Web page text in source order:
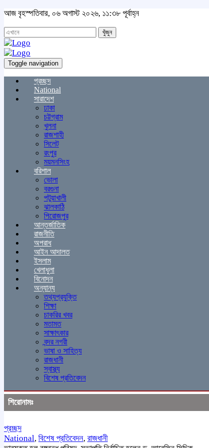
আজ বৃহস্পতিবার, ০৬ অগাস্ট ২০২৬, ১১:৩৮ পূর্বাহ্ন
খুঁজুন
Toggle navigation
প্রচ্ছদ
National
সারাদেশ
ঢাকা
চট্টগ্রাম
খুলনা
রাজশাহী
সিলেট
রংপুর
ময়মনসিংহ
বরিশাল
ভোলা
বরগুনা
পটুয়াখালী
ঝালকাঠি
পিরোজপুর
আন্তর্জাতিক
রাজনীতি
অপরাধ
আইন আদালত
ইসলাম
খেলাধুলা
বিনোদন
অন্যান্য
তথ্যপ্রযুক্তি
শিক্ষা
চাকরির খবর
মতামত
সাক্ষাৎকার
বন্দর নগরী
ভাষা ও সাহিত্য
রাজধানী
স্বাস্থ্য
বিশেষ প্রতিবেদন
শিরোনামঃ
প্রচ্ছদ
National, বিশেষ প্রতিবেদন, রাজধানী